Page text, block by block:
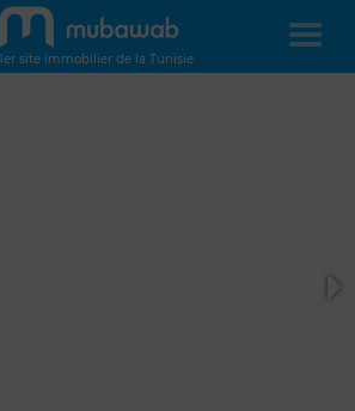
site immobilier de la Tunisie